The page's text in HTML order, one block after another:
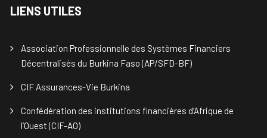
LIENS UTILES
Association Professionnelle des Systèmes Financiers
Décentralisés du Burkina Faso (AP/SFD-BF)
CIF Assurances-Vie Burkina
Confédération des institutions financières d’Afrique de
l’Ouest (CIF-AO)